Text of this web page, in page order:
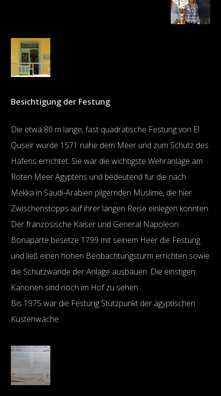
Besichtigung der Festung
Die etwa 80 m lange, fast quadratische Festung von El
Quseir wurde 1571 nahe dem Meer und zum Schutz des
Hafens errichtet. Sie war die wichtigste Wehranlage am
Roten Meer Ägyptens und bedeutend für die nach
Mekka in Saudi-Arabien pilgernden Muslime, die hier
Zwischenstopps auf ihrer langen Reise einlegen konnten.
Der französische Kaiser und General Napoleon
Bonaparte besetze 1799 mit seinem Heer die Festung
und ließ einen hohen Beobachtungsturm errichten sowie
die Schutzwände der Anlage ausbauen. Die einstigen
Kanonen sind noch im Hof zu sehen.
Bis 1975 war die Festung Stützpunkt der ägyptischen
Küstenwache